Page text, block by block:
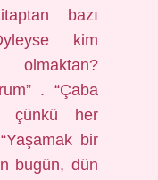
bazı
kim
. “Çaba
çünkü her
bir
bugün, dün